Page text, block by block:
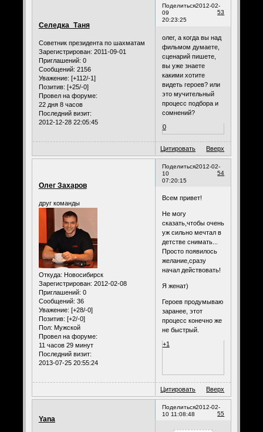
Поделиться
53
2012-02-
09
20:23:25
Селедка_Таня
Советник президента по шахматам
Зарегистрирован: 2011-09-01
Приглашений: 0
Сообщений: 2156
Уважение: [+112/-1]
Позитив: [+25/-0]
Провел на форуме:
22 дня 8 часов
Последний визит:
2012-12-28 22:05:45
олег, а когда вы над
фильмом думаете,
сценарий пишете,
вы уже знаете
какими хотите
видеть героев? или
это мучительный
процесс подбора и
сомнений?
0
Цитировать Вверх
Поделиться
54
2012-02-
10
07:20:15
Олег Захаров
друг команды
Откуда: Новосибирск
Зарегистрирован: 2012-02-08
Приглашений: 0
Сообщений: 36
Уважение: [+28/-0]
Позитив: [+2/-0]
Пол: Мужской
Провел на форуме:
11 часов 29 минут
Последний визит:
2013-07-25 20:55:24
Всем привет!
Не могу
сказать,чтобы очень
уж сильно мечтал в
детстве снимать...
Просто появилось
желание,сразу
начал действовать!
Я женат)
Героев продумываю
заранее, этот
процесс конечно же
не быстрый.
+1
Цитировать Вверх
Поделиться
55
2012-02-
10 11:08:48
Yana